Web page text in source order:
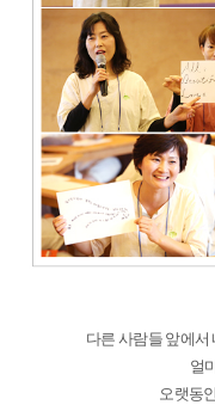
다른 사람들 앞에서
얼
오랫동